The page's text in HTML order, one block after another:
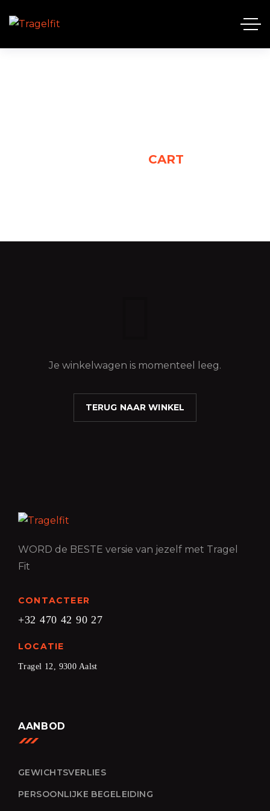
CART
Je winkelwagen is momenteel leeg.
TERUG NAAR WINKEL
WORD de BESTE versie van jezelf met Tragel
Fit
CONTACTEER
+32 470 42 90 27
LOCATIE
Tragel 12, 9300 Aalst
AANBOD
GEWICHTSVERLIES
PERSOONLIJKE BEGELEIDING